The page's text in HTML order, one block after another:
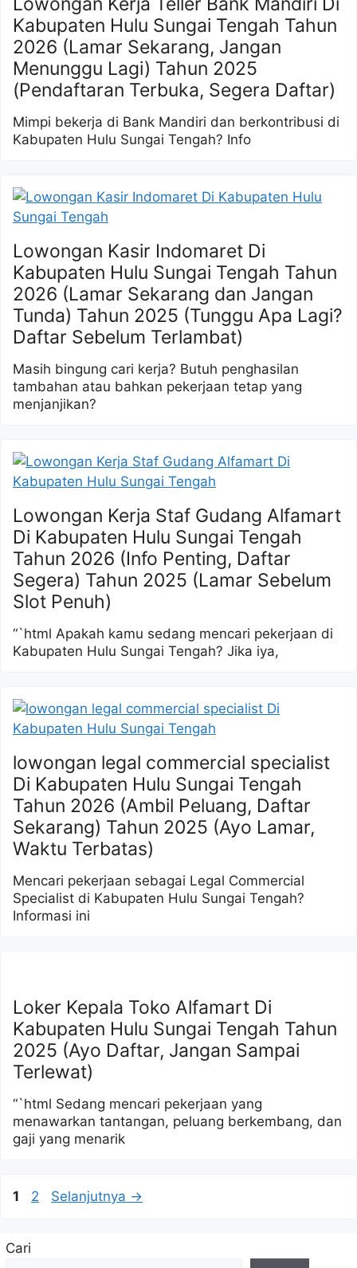
Kabupaten Hulu Sungai Tengah Tahun
2026 (Lamar Sekarang, Jangan
Menunggu Lagi) Tahun 2025
(Pendaftaran Terbuka, Segera Daftar)
Mimpi bekerja di Bank Mandiri dan berkontribusi di
Kabupaten Hulu Sungai Tengah? Info
Lowongan Kasir Indomaret Di
Kabupaten Hulu Sungai Tengah Tahun
2026 (Lamar Sekarang dan Jangan
Tunda) Tahun 2025 (Tunggu Apa Lagi?
Daftar Sebelum Terlambat)
Masih bingung cari kerja? Butuh penghasilan
tambahan atau bahkan pekerjaan tetap yang
menjanjikan?
Lowongan Kerja Staf Gudang Alfamart
Di Kabupaten Hulu Sungai Tengah
Tahun 2026 (Info Penting, Daftar
Segera) Tahun 2025 (Lamar Sebelum
Slot Penuh)
“`html Apakah kamu sedang mencari pekerjaan di
Kabupaten Hulu Sungai Tengah? Jika iya,
lowongan legal commercial specialist
Di Kabupaten Hulu Sungai Tengah
Tahun 2026 (Ambil Peluang, Daftar
Sekarang) Tahun 2025 (Ayo Lamar,
Waktu Terbatas)
Mencari pekerjaan sebagai Legal Commercial
Specialist di Kabupaten Hulu Sungai Tengah?
Informasi ini
Loker Kepala Toko Alfamart Di
Kabupaten Hulu Sungai Tengah Tahun
2025 (Ayo Daftar, Jangan Sampai
Terlewat)
“`html Sedang mencari pekerjaan yang
menawarkan tantangan, peluang berkembang, dan
gaji yang menarik
Halaman
1 Halaman
2 Selanjutnya →
Cari